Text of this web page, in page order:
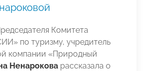
Комитета
по туризму, учредитель
компании «Природный
Ненарокова рассказала о